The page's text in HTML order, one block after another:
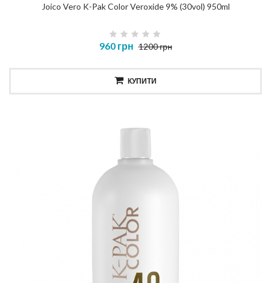
Joico Vero K-Pak Color Veroxide 9% (30vol) 950ml
960 грн 1200 грн
КУПИТИ